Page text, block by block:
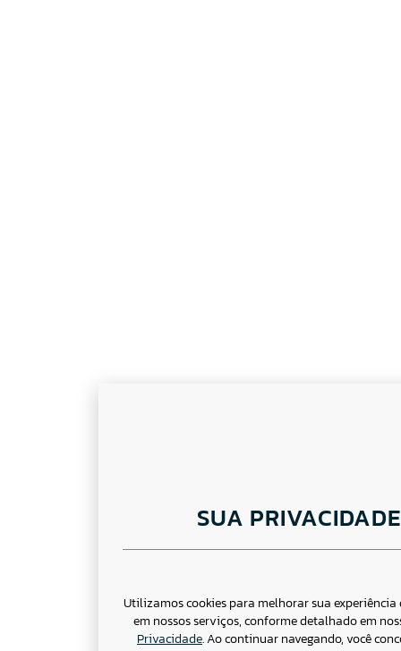
SUA PRIVACIDADE
Utilizamos cookies para melhorar sua experiência
em nossos serviços, conforme detalhado em
Privacidade. Ao continuar navegando, você